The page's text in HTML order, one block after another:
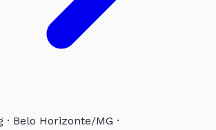
Belo Horizonte/MG ·